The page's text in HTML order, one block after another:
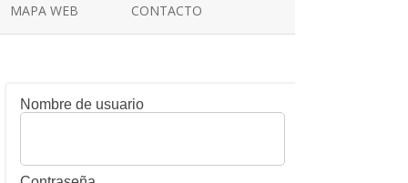
MAPA WEB CONTACTO
Nombre de usuario